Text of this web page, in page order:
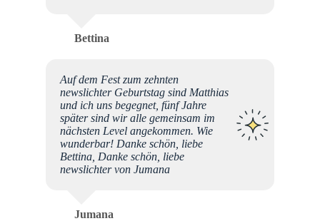
Bettina
Auf dem Fest zum zehnten
newslichter Geburtstag sind Matthias
und ich uns begegnet, fünf Jahre
später sind wir alle gemeinsam im
nächsten Level angekommen. Wie
wunderbar! Danke schön, liebe
Bettina, Danke schön, liebe
newslichter von Jumana
Jumana